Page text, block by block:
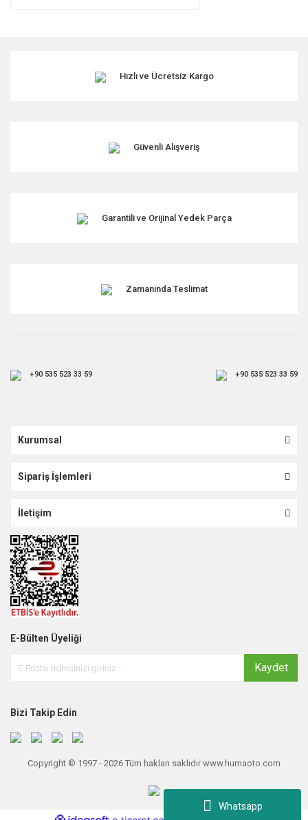
Whatsapp
Hızlı ve Ücretsiz Kargo
Güvenli Alışveriş
Garantili ve Orijinal Yedek Parça
Zamanında Teslimat
+90 535 523 33 59 +90 535 523 33 59
Kurumsal
Sipariş İşlemleri
İletişim
E-Bülten Üyeliği
Kaydet
Bizi Takip Edin
Copyright © 1997 - 2026 Tüm hakları saklıdır www.humaoto.com